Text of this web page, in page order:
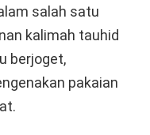
salah satu
kalimah tauhid
berjoget,
pakaian